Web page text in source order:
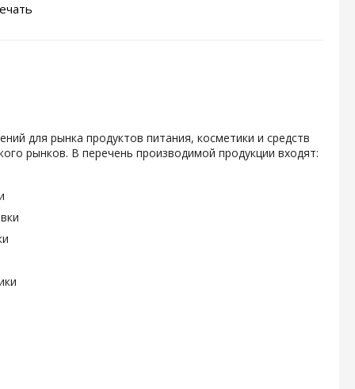
для рынка продуктов питания, косметики и средств
рынков. В перечень производимой продукции входят: